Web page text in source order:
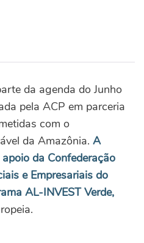
da agenda do Junho
pela ACP em parceria
com o
da Amazônia. A
da Confederação
e Empresariais do
AL-INVEST Verde,